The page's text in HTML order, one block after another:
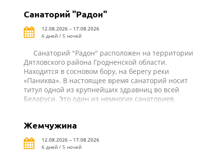
Санаторий "Радон"
12.08.2026 – 17.08.2026
6 дней / 5 ночей
Санаторий "Радон" расположен на территории
Дятловского района Гродненской области.
Находится в сосновом бору, на берегу реки
«Паниква». В настоящее время санаторий носит
титул одной из крупнейших здравниц во всей
Беларуси. Это один из немногих санаториев,
специалисты санатория найдут индивидуальный
подход и предложат оптимальную программу
восстановления и лечения. Вода природных
Жемчужина
12.08.2026 – 17.08.2026
6 дней / 5 ночей